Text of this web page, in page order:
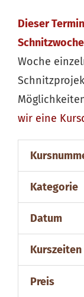
Dieser
Woche
wir eine
Kategorie
Datum
Kurszeiten
Preis